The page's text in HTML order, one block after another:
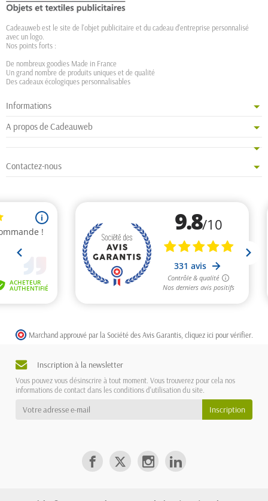
Cadeauweb est le site de l'objet publicitaire et du cadeau d'entreprise personnalisé
avec un logo.
Nos points forts :
De nombreux goodies Made in France
Un grand nombre de produits uniques et de qualité
Des cadeaux écologiques personnalisables
Informations
A propos de Cadeauweb
Contactez-nous
Marchand approuvé par la Société des Avis Garantis, cliquez ici pour vérifier
Inscription à la newsletter
Vous pouvez vous désinscrire à tout moment. Vous trouverez pour cela nos
informations de contact dans les conditions d'utilisation du site.